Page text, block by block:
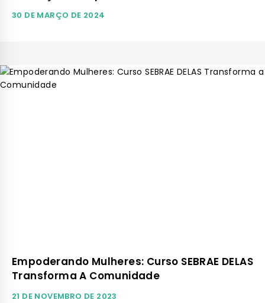
30 DE MARÇO DE 2024
Empoderando Mulheres: Curso SEBRAE DELAS
Transforma A Comunidade
21 DE NOVEMBRO DE 2023